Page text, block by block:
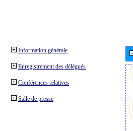
Information générale
Enregistrement des délégués
Conférences relatives
Salle de presse